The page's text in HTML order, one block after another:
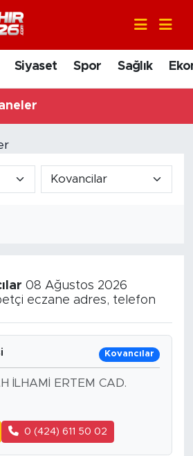
Siyaset Spor Sağlık
08 Ağustos 2026
eczane adres, telefon
Kovancılar
İLHAMİ ERTEM CAD.
0 (424) 611 50 02